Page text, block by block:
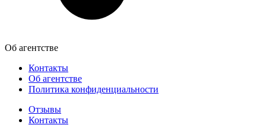
Об агентстве
Контакты
Об агентстве
Политика конфиденциальности
Отзывы
Контакты